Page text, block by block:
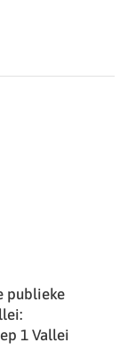
publieke
1 Vallei